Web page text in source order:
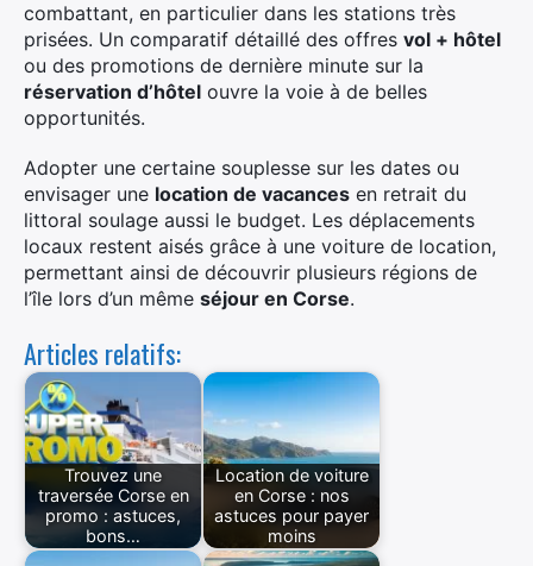
combattant, en particulier dans les stations très
prisées. Un comparatif détaillé des offres vol + hôtel
ou des promotions de dernière minute sur la
réservation d’hôtel ouvre la voie à de belles
opportunités.
Adopter une certaine souplesse sur les dates ou
envisager une location de vacances en retrait du
littoral soulage aussi le budget. Les déplacements
locaux restent aisés grâce à une voiture de location,
permettant ainsi de découvrir plusieurs régions de
l’île lors d’un même séjour en Corse.
Articles relatifs:
Trouvez une
traversée Corse en
promo : astuces,
bons…
Location de voiture
en Corse : nos
astuces pour payer
moins